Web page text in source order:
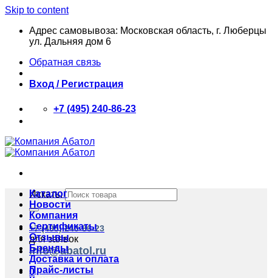
Skip to content
Адрес самовывоза: Московская область, г. Люберцы
ул. Дальняя дом 6
Обратная связь
Вход / Регистрация
+7 (495) 240-86-23
Искать:
+7 (495) 240-86-23
для заявок
info@abatol.ru
0
Каталог
Новости
Компания
Сертификаты
Отзывы
Бренды
Доставка и оплата
Прайс-листы